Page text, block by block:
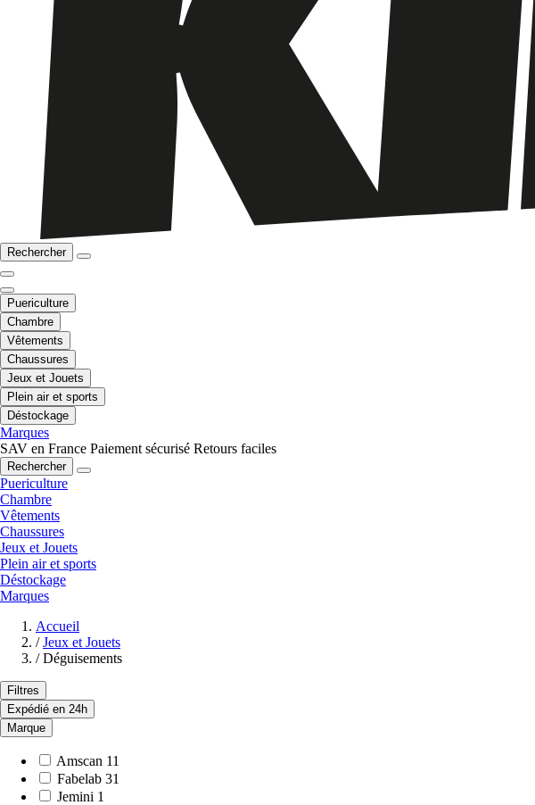
Rechercher
Puericulture
Chambre
Vêtements
Chaussures
Jeux et Jouets
Plein air et sports
Déstockage
Marques
SAV en France Paiement sécurisé Retours faciles
Rechercher
Puericulture
Chambre
Vêtements
Chaussures
Jeux et Jouets
Plein air et sports
Déstockage
Marques
Accueil
/ Jeux et Jouets
/ Déguisements
Filtres
Expédié en 24h
Marque
Amscan 11
Fabelab 31
Jemini 1